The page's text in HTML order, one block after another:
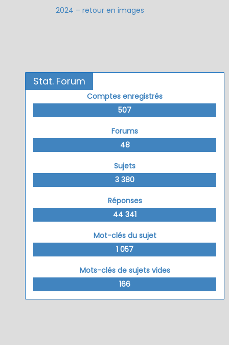
2024 – retour en images
Stat. Forum
Comptes enregistrés
507
Forums
48
Sujets
3 380
Réponses
44 341
Mot-clés du sujet
1 057
Mots-clés de sujets vides
166